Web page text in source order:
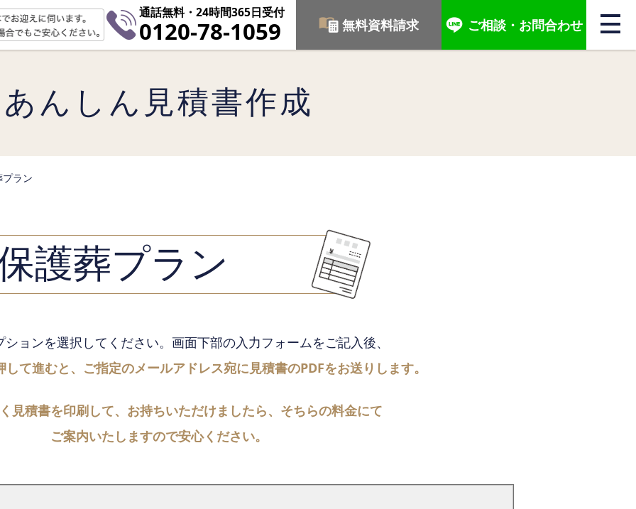
通話無料・24時間365日受付
0120-78-1059 無料資料請求 ご相談・ お問合わせ
あんしん見積書作成
ラン
護葬プラン
ョンを選択してください。 画面下部の入力フォームをご記入後、
して進むと、ご指定のメールアドレス宛に見積書のPDFをお送りします。
見積書を印刷して、 お持ちいただけましたら、そちらの料金にて
ご案内いたしますので安心ください。